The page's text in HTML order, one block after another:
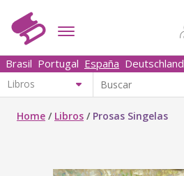
Brasil Portugal España Deutschland
Home / Libros / Prosas Singelas